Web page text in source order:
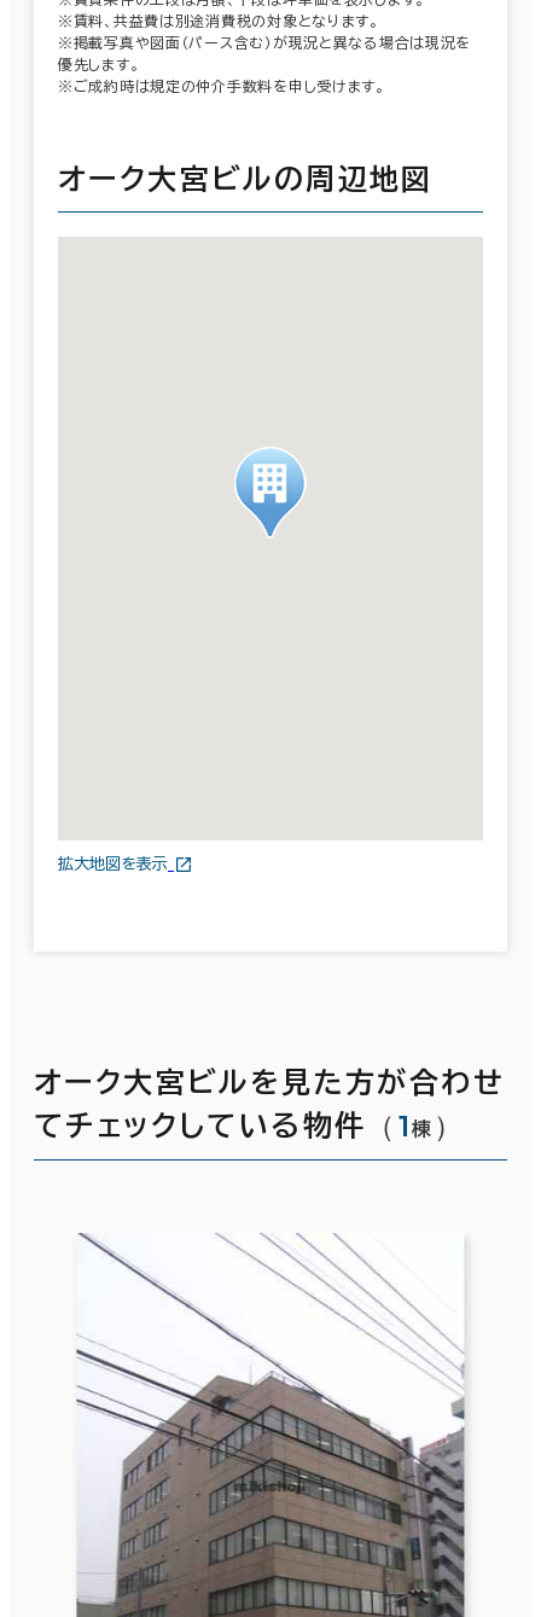
※賃料、共益費は別途消費税の対象となります。
※掲載写真や図面（パース含む）が現況と異なる場合は現況を
優先します。
※ご成約時は規定の仲介手数料を申し受けます。
オーク大宮ビルの周辺地図
拡大地図を表示
オーク大宮ビルを見た方が合わせ
てチェックしている物件
（ 1棟 ）